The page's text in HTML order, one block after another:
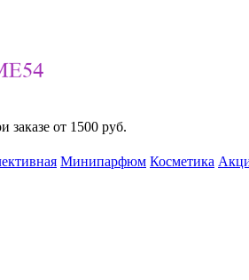
заказе от 1500 руб.
Минипарфюм Косметика